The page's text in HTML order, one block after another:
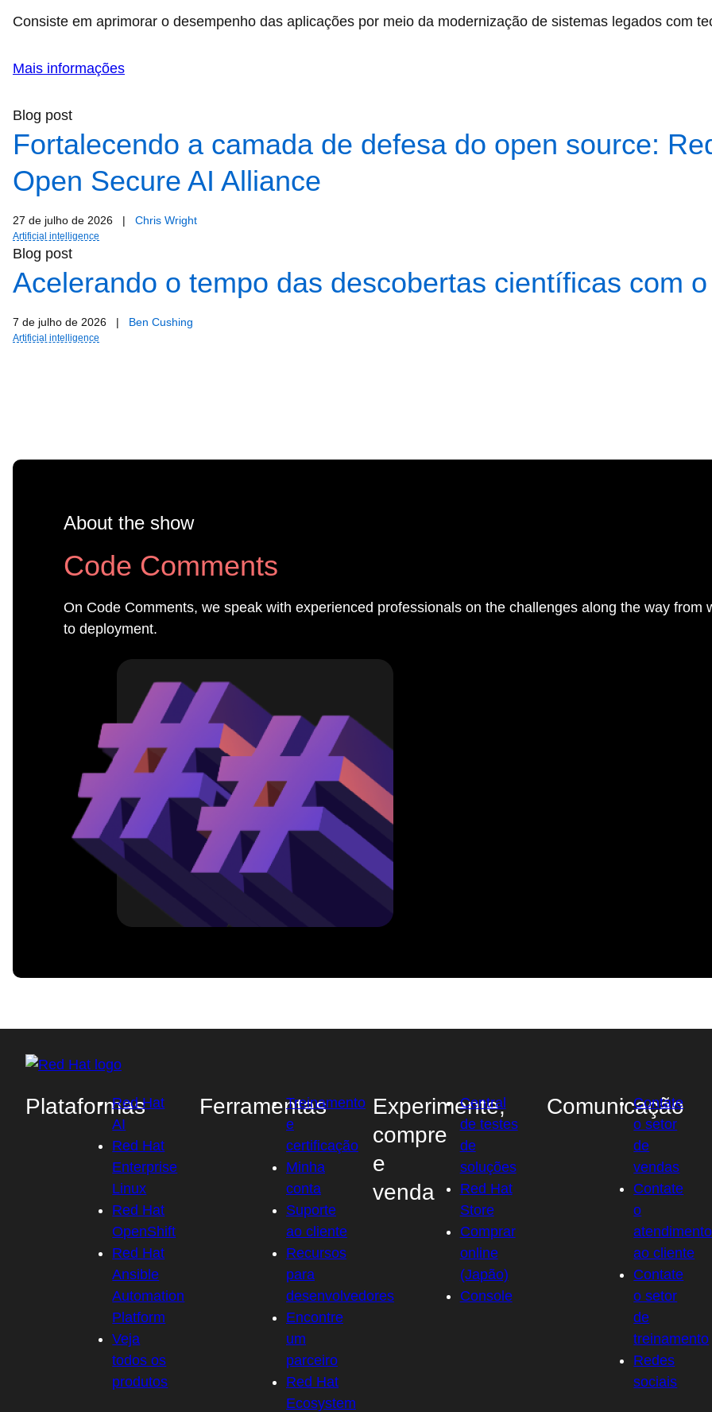
Consiste em aprimorar o desempenho das aplicações por meio da modernização de sistemas legados com
Mais informações
Blog post
Fortalecendo a camada de defesa do open source:
Open Secure AI Alliance
27 de julho de 2026 | Chris Wright
Artificial intelligence
Blog post
Acelerando o tempo das descobertas científicas com
7 de julho de 2026 | Ben Cushing
Artificial intelligence
About the show
Code Comments
On Code Comments, we speak with experienced professionals on the challenges along the way from
to deployment.
Plataformas
Red Hat
AI
Red Hat
Enterprise
Linux
Red Hat
OpenShift
Red Hat
Ansible
Automation
Platform
Veja
todos os
produtos
FerramentasTreinamento
e
certificação
Minha
conta
Suporte
ao cliente
Recursos
para
desenvolvedores
Encontre
um
parceiro
Red Hat
Ecosystem
Experimente,
compre
e
venda
Central
de testes
de
soluções
Red Hat
Store
Comprar
online
(Japão)
Console
Comunicação
Contate
o setor
de
vendas
Contate
o
atendimento
ao cliente
Contate
o setor
de
treinamento
Redes
sociais